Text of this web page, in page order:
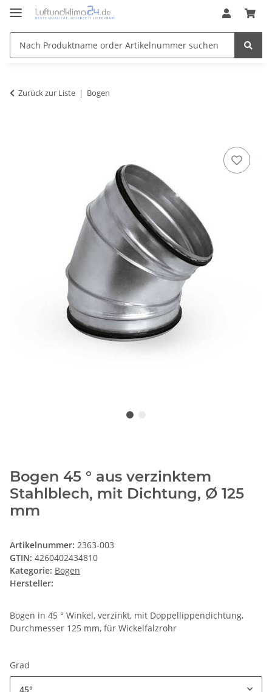
Zurück zur Liste Bogen
Bogen 45 ° aus verzinktem
Stahlblech, mit Dichtung, Ø 125
mm
Artikelnummer: 2363-003
GTIN: 4260402434810
Kategorie: Bogen
Hersteller:
Bogen in 45 ° Winkel, verzinkt, mit Doppellippendichtung,
Durchmesser 125 mm, für Wickelfalzrohr
Grad
45°